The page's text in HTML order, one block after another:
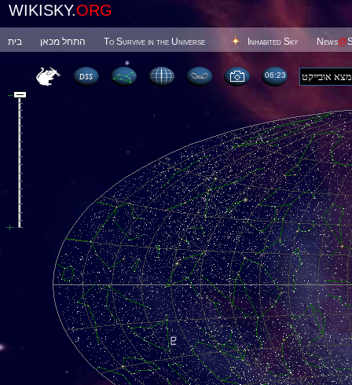
WIKISKY.ORG
בית התחל מכאן To Survive in the Universe Inhabited Sky News@
06 23